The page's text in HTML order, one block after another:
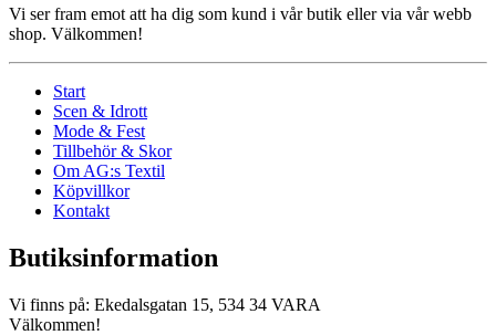
Vi ser fram emot att ha dig som kund i vår butik eller via vår webb
shop. Välkommen!
Start
Scen & Idrott
Mode & Fest
Tillbehör & Skor
Om AG:s Textil
Köpvillkor
Kontakt
Butiksinformation
Vi finns på: Ekedalsgatan 15, 534 34 VARA
Välkommen!